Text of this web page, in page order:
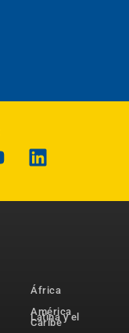
África
América
Latina y el
Caribe